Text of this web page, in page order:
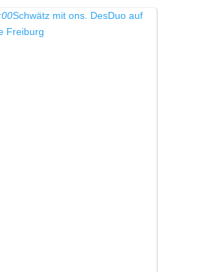
Schwätz mit ons. DesDuo auf
Freiburg